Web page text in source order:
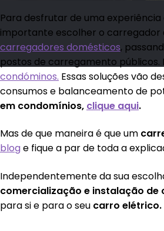
Para desfrutar de uma
importante escolher o carregador
carregadores domésticos,
postos de carregamento
condóminos. Essas soluções vão
consumos e balanceamento de
em condomínios, clique aqui.
Mas de que maneira é que um
bloge fique a par de toda a
Independentemente da sua
comercialização e instalação de
para si e para o seu carro elétrico.